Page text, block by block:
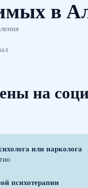
в
на
или нарколога
психотерапии